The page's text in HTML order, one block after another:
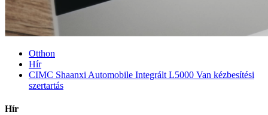
Otthon
Hír
CIMC Shaanxi Automobile Integrált L5000 Van kézbesítési
szertartás
Hír